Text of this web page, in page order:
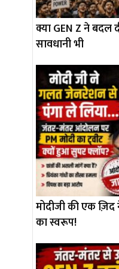
क्या GEN Z ने बदल
सावधानी भी
मोदीजी की एक ज़िद
का स्वरूप!